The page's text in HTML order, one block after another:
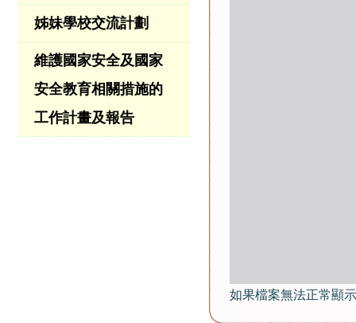
姊妹學校交流計劃
維護國家安全及國家
安全教育相關措施的
工作計畫及報告
如果檔案無法正常顯